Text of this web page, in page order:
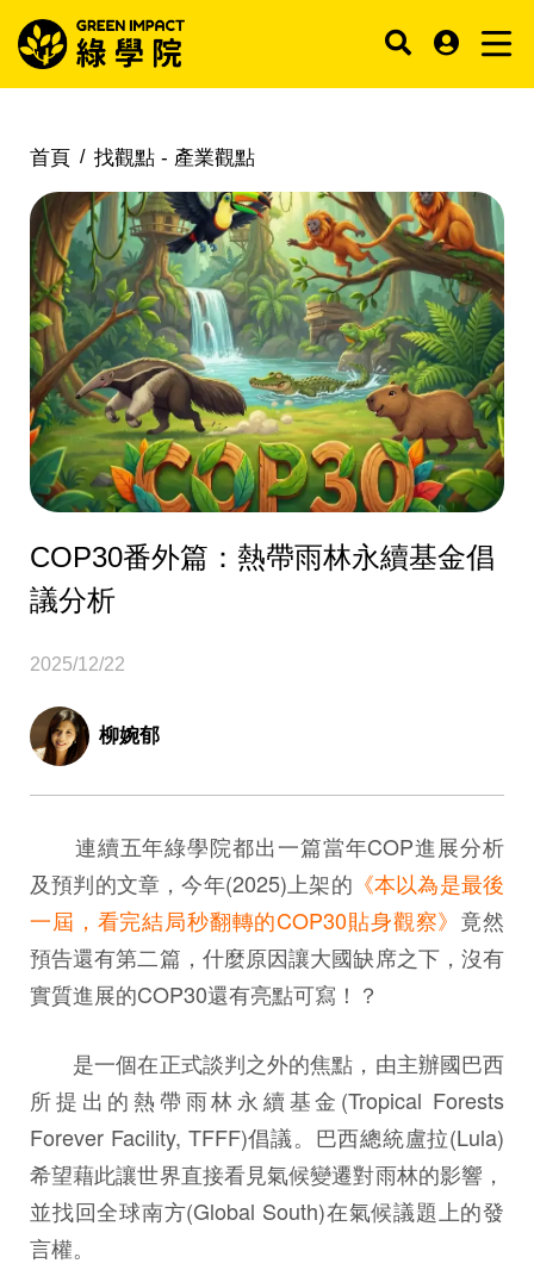
首頁 找觀點 - 產業觀點
COP30番外篇：熱帶雨林永續基金倡
議分析
2025/12/22
柳婉郁
連續五年綠學院都出一篇當年COP進展分析
及預判的文章，今年(2025)上架的 《本以為是最後
一屆，看完結局秒翻轉的COP30貼身觀察》 竟然
預告還有第二篇，什麼原因讓大國缺席之下，沒有
實質進展的COP30還有亮點可寫！？
是一個在正式談判之外的焦點，由主辦國巴西
所提出的熱帶雨林永續基金(Tropical Forests
Forever Facility, TFFF)倡議。巴西總統盧拉(Lula)
希望藉此讓世界直接看見氣候變遷對雨林的影響，
並找回全球南方(Global South)在氣候議題上的發
言權。